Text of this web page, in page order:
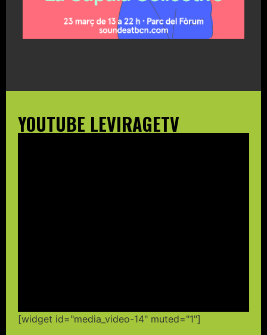
YOUTUBE LEVIRAGETV
[widget id="media_video-14" muted="1"]